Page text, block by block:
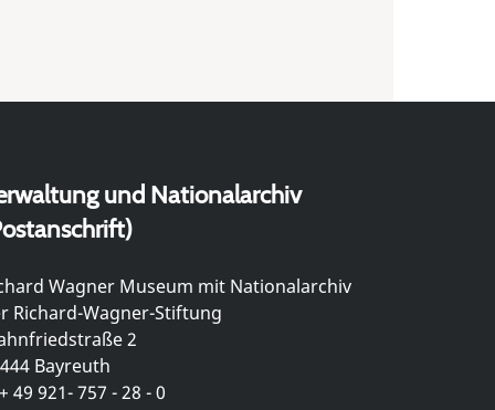
und Nationalarchiv
Wagner Museum mit Nationalarchiv
Richard-Wagner-Stiftung
2
Bayreuth
49 921- 757 - 28 - 0